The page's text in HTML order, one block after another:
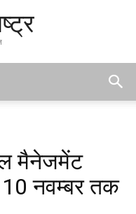
मैनेजमेंट
10 नवम्बर तक